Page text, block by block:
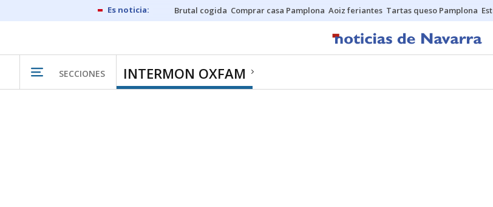
Brutal cogida Comprar casa Pamplona Aoiz feriantes Tartas queso Pamplona
SECCIONES INTERMON OXFAM